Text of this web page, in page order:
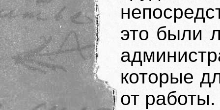
это были
которые
от работы.